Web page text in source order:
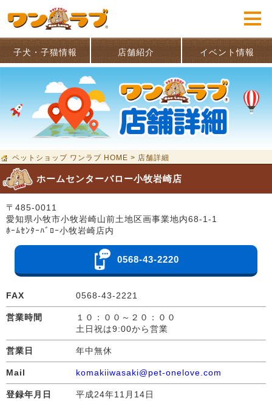
子犬・子猫情報 店舗紹介 イベント情報
ペットショップ ワンラブ HOME > 店舗詳細
ホームセンターバロー小牧岩崎店
〒485-0011
愛知県小牧市小牧岩崎山前土地区画事業地内68-1-1
ﾎｰﾑｾﾝﾀｰﾊﾞﾛｰ小牧岩崎店内
0568-43-2220
FAX 0568-43-2221
営業時間
１０：００～２０：００
土日祝は9:00から営業
営業日 年中無休
Mail komakiiwasaki@pet-onelove.com
登録年月日 平成24年11月14日